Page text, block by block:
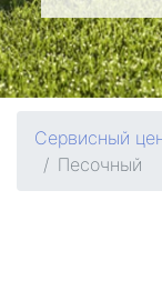
Сервисный
Песочный